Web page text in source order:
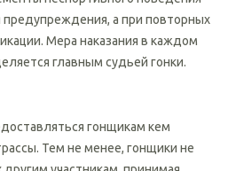
бранных выражений,
неспортивного поведения
а при повторных
Мера наказания в каждом
главным судьей гонки.
гонщикам кем